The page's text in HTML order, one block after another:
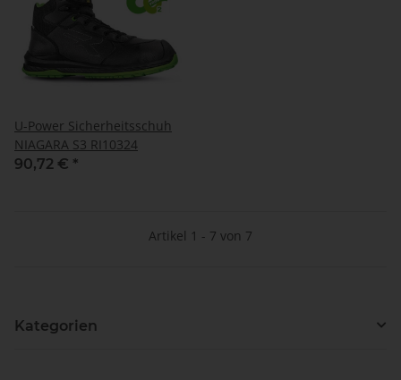
U-Power Sicherheitsschuh
NIAGARA S3 RI10324
90,72 € *
Artikel 1 - 7 von 7
Kategorien